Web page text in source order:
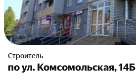
Строитель
по ул. Комсомольская, 14Б